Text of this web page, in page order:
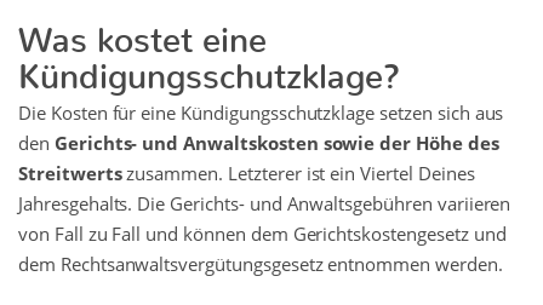
Was kostet eine
Kündigungsschutzklage?
Die Kosten für eine Kündigungsschutzklage setzen sich aus
den Gerichts- und Anwaltskosten sowie der Höhe des
Streitwertszusammen. Letzterer ist ein Viertel Deines
Jahresgehalts. Die Gerichts- und Anwaltsgebühren variieren
von Fall zu Fall und können dem Gerichtskostengesetz und
dem Rechtsanwaltsvergütungsgesetz entnommen werden.